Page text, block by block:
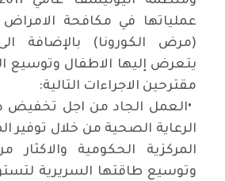
عملياتها في مكافحة
(مرض الكورونا) بالإضافة
يتعرض إليها الاطفال وتوسيع
مقترحين الاجراءات التالية:
•العمل الجاد من اجل تخفيض
الرعاية الصحية من خلال توفير
المركزية الحكومية
وتوسيع طاقتها السريرية